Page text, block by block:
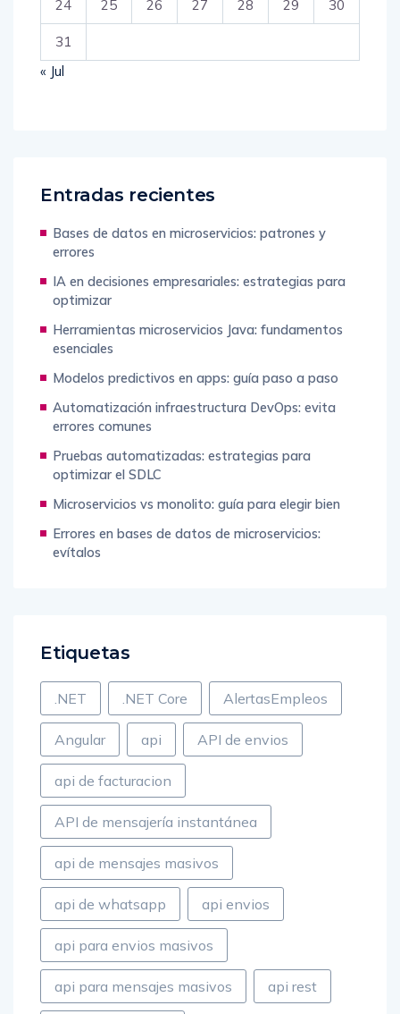
24 25 26 27 28 29 30
31
« Jul
Entradas recientes
Bases de datos en microservicios: patrones y
errores
IA en decisiones empresariales: estrategias para
optimizar
Herramientas microservicios Java: fundamentos
esenciales
Modelos predictivos en apps: guía paso a paso
Automatización infraestructura DevOps: evita
errores comunes
Pruebas automatizadas: estrategias para
optimizar el SDLC
Microservicios vs monolito: guía para elegir bien
Errores en bases de datos de microservicios:
evítalos
Etiquetas
.NET .NET Core AlertasEmpleos
Angular api API de envios
api de facturacion
API de mensajería instantánea
api de mensajes masivos
api de whatsapp api envios
api para envios masivos
api para mensajes masivos api rest